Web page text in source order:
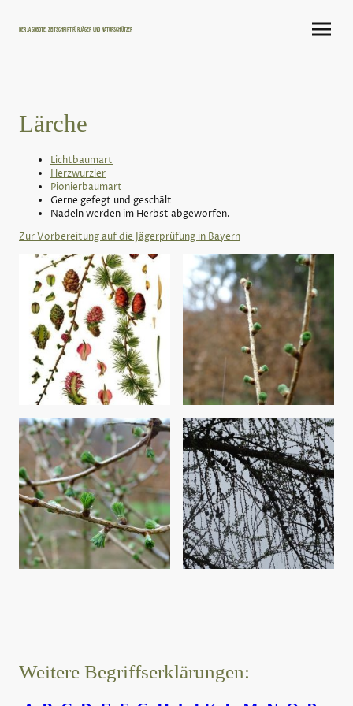
Der Jagdbote, Zeitschrift für Jäger und Naturschützer
Lärche
Lichtbaumart
Herzwurzler
Pionierbaumart
Gerne gefegt und geschält
Nadeln werden im Herbst abgeworfen.
Zur Vorbereitung auf die Jägerprüfung in Bayern
Weitere Begriffserklärungen: